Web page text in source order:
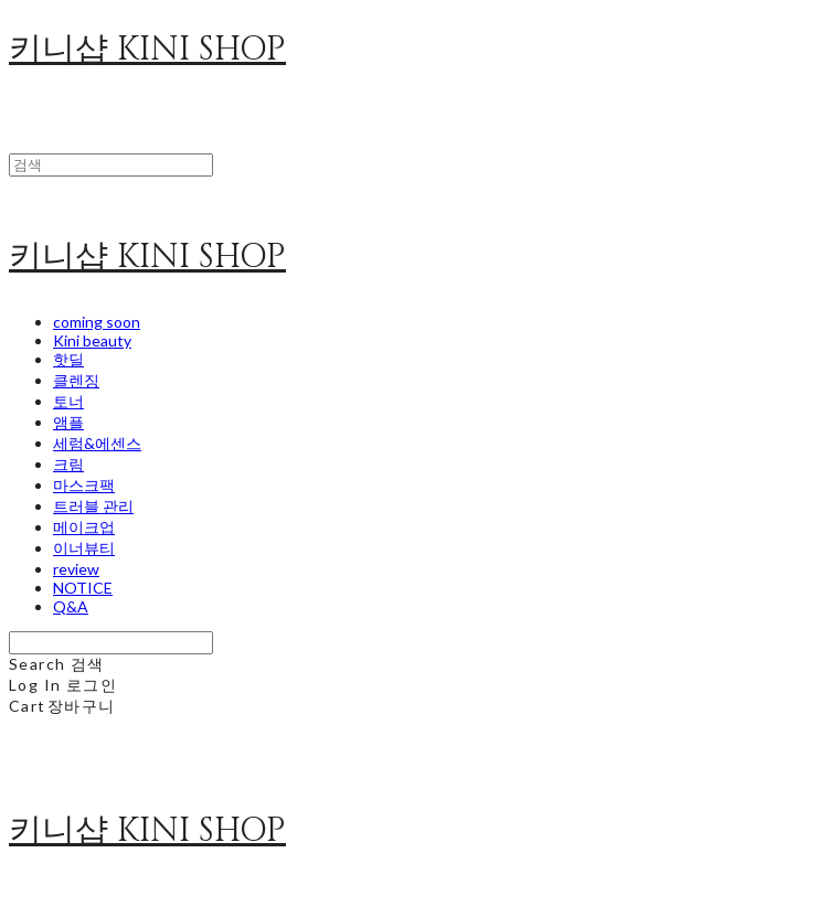
키니샵 KINI SHOP
키니샵 KINI SHOP
coming soon
Kini beauty
핫딜
클렌징
토너
앰플
세럼&에센스
크림
마스크팩
트러블 관리
메이크업
이너뷰티
review
NOTICE
Q&A
Search 검색
Log In 로그인
Cart 장바구니
키니샵 KINI SHOP